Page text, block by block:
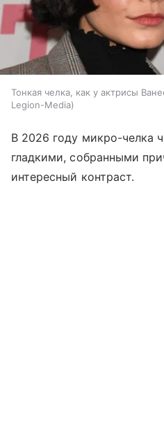
Тонкая челка, как у актрисы
Legion-Media
В 2026 году микро-челка
гладкими, собранными
интересный контраст.